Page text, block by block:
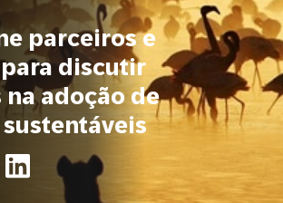
parceiros e
discutir
na adoção de